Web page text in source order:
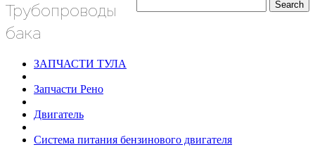
Трубопроводы
бака
ЗАПЧАСТИ ТУЛА
Запчасти Рено
Двигатель
Система питания бензинового двигателя